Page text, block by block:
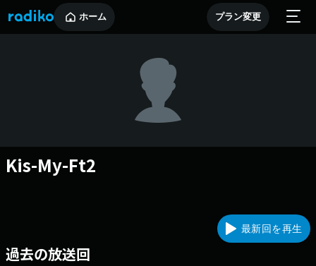
ホーム プラン変更
Kis-My-Ft2
最新回を再生
過去の放送回